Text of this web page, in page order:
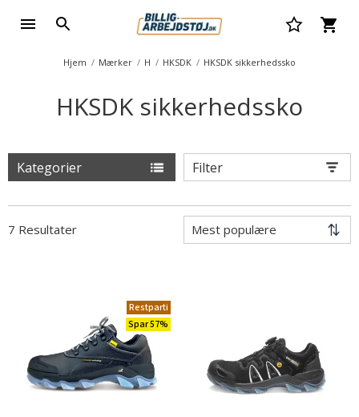
Hjem Mærker H HKSDK HKSDK sikkerhedssko
HKSDK sikkerhedssko
Kategorier Filter
7 Resultater
Restparti
Spar 57%